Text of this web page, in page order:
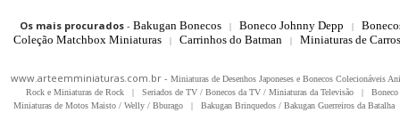
Os mais procurados- Bakugan Bonecos | Boneco Johnny Depp |
Coleção Matchbox Miniaturas
| Carrinhos do Batman | Miniaturas de
www.arteemminiaturas.com.br - Miniaturas de Desenhos Japoneses e Bonecos Colecionáveis
Rock e Miniaturas de Rock
| Seriados de TV / Bonecos da TV / Miniaturas da Televisão |
Miniaturas de Motos Maisto / Welly / Bburago
| Bakugan Brinquedos / Bakugan Guerreiros da Batalha